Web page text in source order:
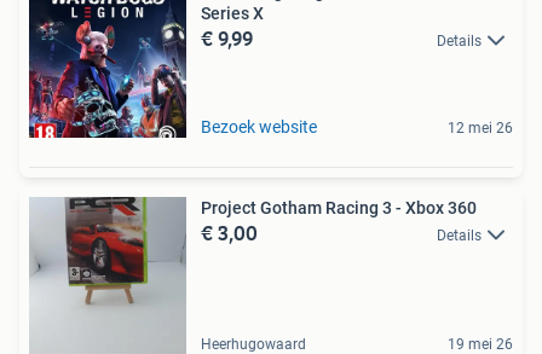
Series X
€ 9,99 Details
Bezoek website 12 mei 26
Project Gotham Racing 3 - Xbox 360
€ 3,00 Details
Heerhugowaard 19 mei 26